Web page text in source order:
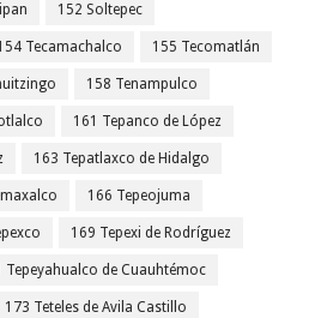
152 Soltepec
Tecamachalco 155 Tecomatlán
158 Tenampulco
161 Tepanco de López
163 Tepatlaxco de Hidalgo
166 Tepeojuma
169 Tepexi de Rodríguez
Tepeyahualco de Cuauhtémoc
173 Teteles de Avila Castillo